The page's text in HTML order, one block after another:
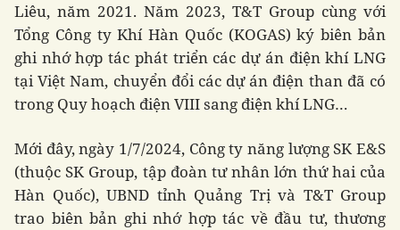
Liêu, năm 2021. Năm 2023, T&T Group cùng với
Tổng Công ty Khí Hàn Quốc (KOGAS) ký biên bản
ghi nhớ hợp tác phát triển các dự án điện khí LNG
tại Việt Nam, chuyển đổi các dự án điện than đã có
trong Quy hoạch điện VIII sang điện khí LNG…
Mới đây, ngày 1/7/2024, Công ty năng lượng SK E&S
(thuộc SK Group, tập đoàn tư nhân lớn thứ hai của
Hàn Quốc), UBND tỉnh Quảng Trị và T&T Group
trao biên bản ghi nhớ hợp tác về đầu tư, thương